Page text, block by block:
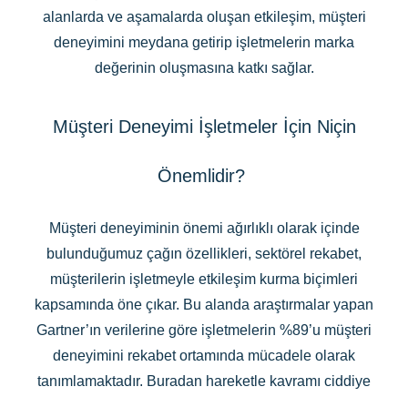
alanlarda ve aşamalarda oluşan etkileşim, müşteri
deneyimini meydana getirip işletmelerin marka
değerinin oluşmasına katkı sağlar.
Müşteri Deneyimi İşletmeler İçin Niçin
Önemlidir?
Müşteri deneyiminin önemi ağırlıklı olarak içinde
bulunduğumuz çağın özellikleri, sektörel rekabet,
müşterilerin işletmeyle etkileşim kurma biçimleri
kapsamında öne çıkar. Bu alanda araştırmalar yapan
Gartner’ın verilerine göre işletmelerin %89’u müşteri
deneyimini rekabet ortamında mücadele olarak
tanımlamaktadır. Buradan hareketle kavramı ciddiye